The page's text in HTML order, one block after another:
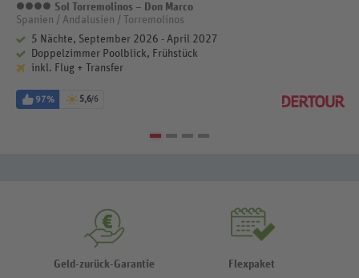
4 Sterne
Sol Torremolinos – Don Marco
Spanien / Andalusien / Torremolinos
5 Nächte, September 2026 - April 2027
Doppelzimmer Poolblick, Frühstück
inkl. Flug + Transfer
97% 5,6/6
Geld-zurück-Garantie Flexpaket